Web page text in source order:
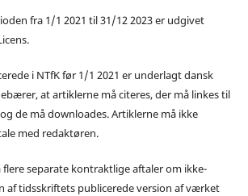
fra 1/1 2021 til 31/12 2023 er udgivet
i NTfK før 1/1 2021 er underlagt dansk
at artiklerne må citeres, der må linkes til
de må downloades. Artiklerne må ikke
med redaktøren.
separate kontraktlige aftaler om ikke-
af tidsskriftets publicerede version af værket